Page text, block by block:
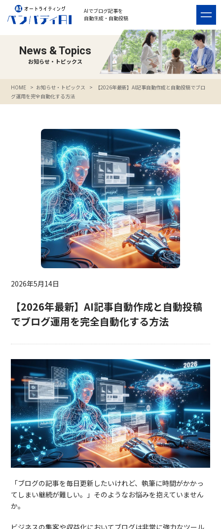
AIでブログ記事を
自動生成・自動投稿
News & Topics
お知らせ・トピックス
HOME > お知らせ・トピックス >
【2026年最新】AI記事自動作成と自動投稿でブロ
グ運用を完全自動化する方法
2026年5月14日
【2026年最新】AI記事自動作成と自動投稿
でブログ運用を完全自動化する方法
「ブログの記事を毎日更新したいけれど、執筆に時間がかかっ
てしまい継続が難しい。」そのようなお悩みを抱えていません
か。
ビジネスの集客や収益化においてブログは非常に強力なツール